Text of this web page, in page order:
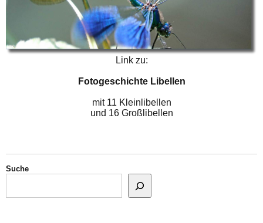
Link zu:
Fotogeschichte Libellen
mit 11 Kleinlibellen
und 16 Großlibellen
Suche